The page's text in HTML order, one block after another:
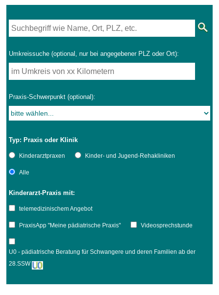
Umkreissuche (optional, nur bei angegebener PLZ oder Ort):
Praxis-Schwerpunkt (optional):
Typ: Praxis oder Klinik
Kinderarztpraxen Kinder- und Jugend-Rehakliniken
Alle
Kinderarzt-Praxis mit:
telemedizinischem Angebot
PraxisApp "Meine pädiatrische Praxis" Videosprechstunde
U0 - pädiatrische Beratung für Schwangere und deren Familien ab der
28.SSW